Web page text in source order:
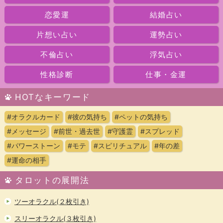
恋愛運 結婚占い
片想い占い 運勢占い
不倫占い 浮気占い
性格診断 仕事・金運
HOTなキーワード
#オラクルカード #彼の気持ち
#ペットの気持ち
#メッセージ
#前世・過去世 #守護霊
#スプレッド
#パワーストーン
#モテ #スピリチュアル
#年の差
#運命の相手
タロットの展開法
ツーオラクル(２枚引き)
スリーオラクル(３枚引き)